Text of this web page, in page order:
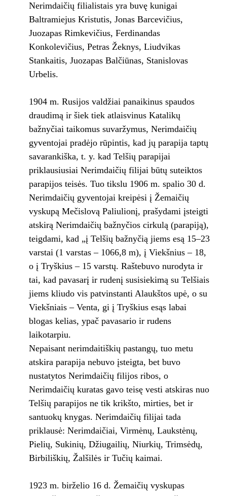
Nerimdaičių filialistais yra buvę kunigai
Baltramiejus Kristutis, Jonas Barcevičius,
Juozapas Rimkevičius, Ferdinandas
Konkolevičius, Petras Žeknys, Liudvikas
Stankaitis, Juozapas Balčiūnas, Stanislovas
Urbelis.
1904 m. Rusijos valdžiai panaikinus spaudos
draudimą ir šiek tiek atlaisvinus Katalikų
bažnyčiai taikomus suvaržymus, Nerimdaičių
gyventojai pradėjo rūpintis, kad jų parapija taptų
savarankiška, t. y. kad Telšių parapijai
priklausiusiai Nerimdaičių filijai būtų suteiktos
parapijos teisės. Tuo tikslu 1906 m. spalio 30 d.
Nerimdaičių gyventojai kreipėsi į Žemaičių
vyskupą Mečislovą Paliulionį, prašydami įsteigti
atskirą Nerimdaičių bažnyčios cirkulą (parapiją),
teigdami, kad „į Telšių bažnyčią jiems esą 15–23
varstai (1 varstas – 1066,8 m), į Viekšnius – 18,
o į Tryškius – 15 varstų. Raštebuvo nurodyta ir
tai, kad pavasarį ir rudenį susisiekimą su Telšiais
jiems kliudo vis patvinstanti Alaukštos upė, o su
Viekšniais – Venta, gi į Tryškius esąs labai
blogas kelias, ypač pavasario ir rudens
laikotarpiu.
Nepaisant nerimdaitiškių pastangų, tuo metu
atskira parapija nebuvo įsteigta, bet buvo
nustatytos Nerimdaičių filijos ribos, o
Nerimdaičių kuratas gavo teisę vesti atskiras nuo
Telšių parapijos ne tik krikšto, mirties, bet ir
santuokų knygas. Nerimdaičių filijai tada
priklausė: Nerimdaičiai, Virmėnų, Laukstėnų,
Pielių, Sukinių, Džiugailių, Niurkių, Trimsėdų,
Birbiliškių, Žalšilės ir Tučių kaimai.
1923 m. birželio 16 d. Žemaičių vyskupas